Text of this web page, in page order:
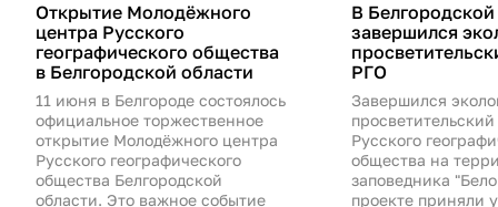
Открытие Молодёжного
центра Русского
географического общества
в Белгородской области
11 июня в Белгороде состоялось
официальное торжественное
открытие Молодёжного центра
Русского географического
общества Белгородской
области. Это важное событие
В
завершился
РГО
Завершился
просветительский
Русского
общества на
заповедника
проекте приняли